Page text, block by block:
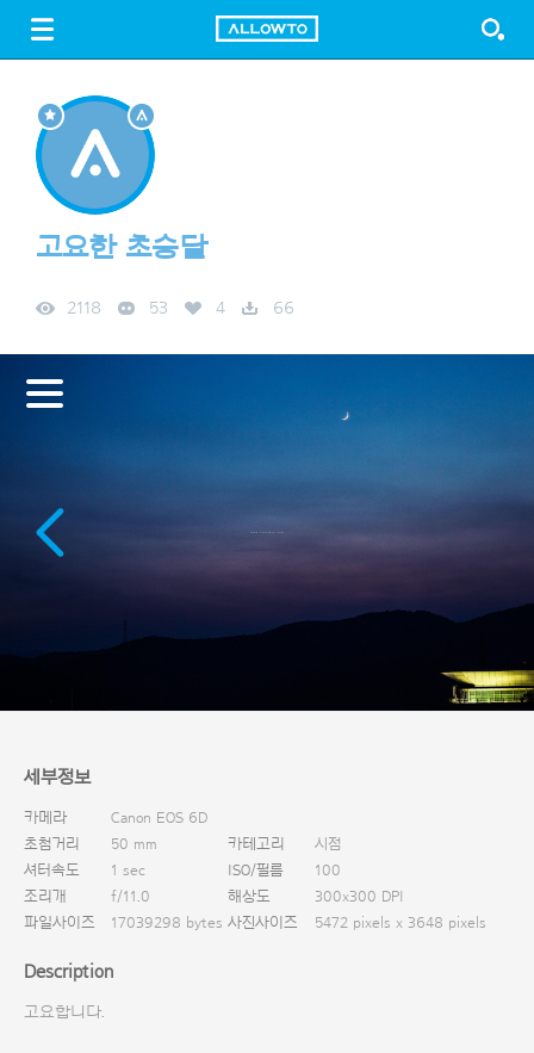
FREE DOWNLOAD
고요한 초승달
2118 53 4 66
세부정보
카메라
Canon EOS 6D
초첨거리
50 mm 카테고리
시점
셔터속도
1 sec ISO/필름
100
조리개
f/11.0 해상도
300x300 DPI
파일사이즈
17039298 bytes 사진사이즈 5472 pixels x 3648 pixels
Description
고요합니다.